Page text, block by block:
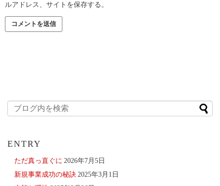
ルアドレス、サイトを保存する。
ENTRY
ただ真っ直ぐに 2026年7月5日
新規事業成功の秘訣 2025年3月1日